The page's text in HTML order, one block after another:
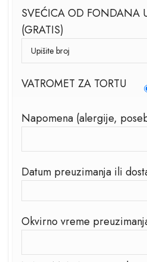
SVEĆICA OD FONDANA
(GRATIS)
VATROMET ZA TORTU
Napomena (alergije,
Datum preuzimanja ili
Okvirno vreme